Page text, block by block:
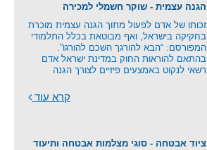
הגנה עצמית - שוקר חשמלי למכירה
זכותו של אדם לפעול מתוך הגנה עצמית מוכרת
בחקיקה בישראל, ואף מבוטאת בכלל התלמודי
המפורסם: “הבא להורגך השכם להורגו”.
בהתאם להוראות החוק במדינת ישראל אדם
רשאי לנקוט באמצעים פיזיים לצורך הגנה
קרא עוד
ציוד אבטחה - סוגי מצלמות אבטחה ותיעוד